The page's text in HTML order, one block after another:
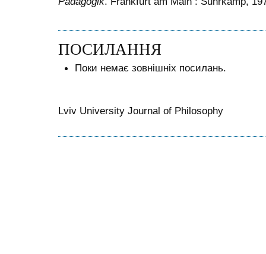
ПОСИЛАННЯ
Поки немає зовнішніх посилань.
Lviv University Journal of Philosophy